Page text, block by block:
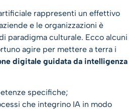
rappresenti un effettivo
e le organizzazioni è
paradigma culturale. Ecco alcuni
agire per mettere a terra i
digitale guidata da intelligenza
specifiche;
che integrino IA in modo